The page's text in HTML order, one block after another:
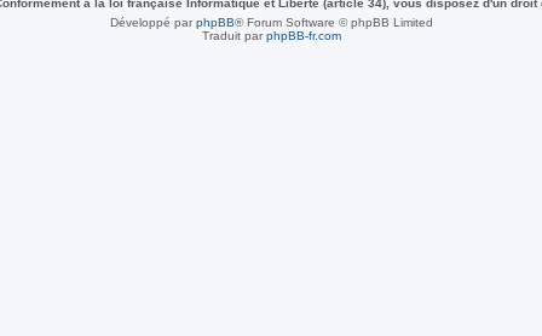
à la loi française Informatique et Liberté (article 34), vous disposez d'un
Développé parphpBB® Forum Software © phpBB Limited
Traduit parphpBB-fr.com